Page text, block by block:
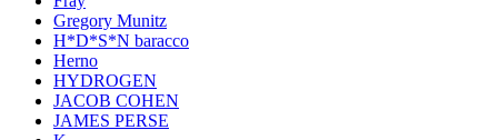
Gregory Munitz
H*D*S*N baracco
Herno
HYDROGEN
JACOB COHEN
JAMES PERSE